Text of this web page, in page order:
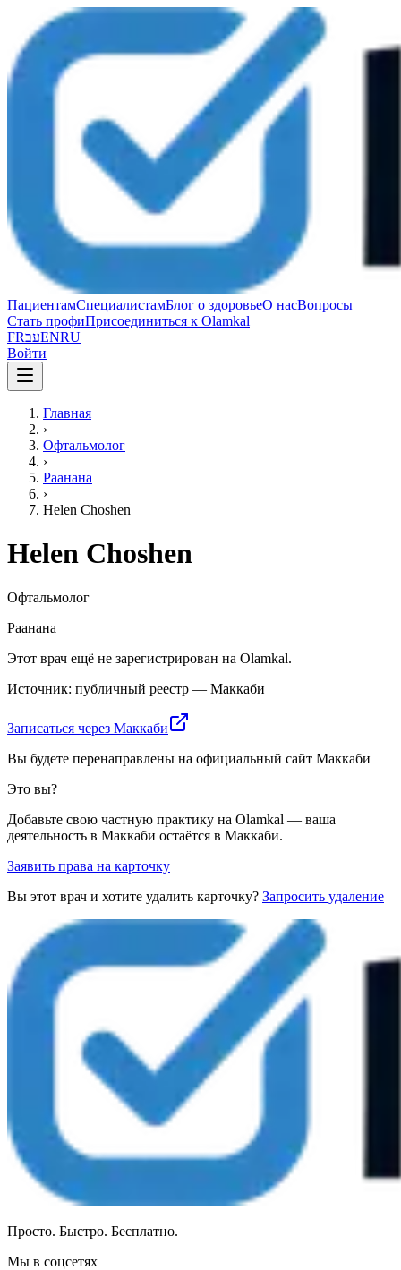
ПациентамСпециалистамБлог о здоровьеО насВопросы
Стать профиПрисоединиться к Olamkal
FRעבENRU
Войти
Главная
›
Офтальмолог
›
Раанана
›
Helen Choshen
Helen Choshen
Офтальмолог
Раанана
Этот врач ещё не зарегистрирован на Olamkal.
Источник: публичный реестр — Маккаби
Записаться через Маккаби
Вы будете перенаправлены на официальный сайт Маккаби
Это вы?
Добавьте свою частную практику на Olamkal — ваша
деятельность в Маккаби остаётся в Маккаби.
Заявить права на карточку
Вы этот врач и хотите удалить карточку? Запросить удаление
Просто. Быстро. Бесплатно.
Мы в соцсетях